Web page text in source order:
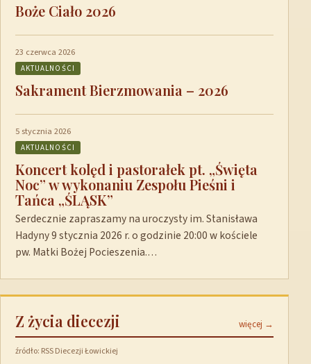
Boże Ciało 2026
23 czerwca 2026
AKTUALNOŚCI
Sakrament Bierzmowania – 2026
5 stycznia 2026
AKTUALNOŚCI
Koncert kolęd i pastorałek pt. „Święta
Noc” w wykonaniu Zespołu Pieśni i
Tańca „ŚLĄSK”
Serdecznie zapraszamy na uroczysty im. Stanisława
Hadyny 9 stycznia 2026 r. o godzinie 20:00 w kościele
pw. Matki Bożej Pocieszenia.…
Z życia diecezji więcej →
źródło: RSS Diecezji Łowickiej